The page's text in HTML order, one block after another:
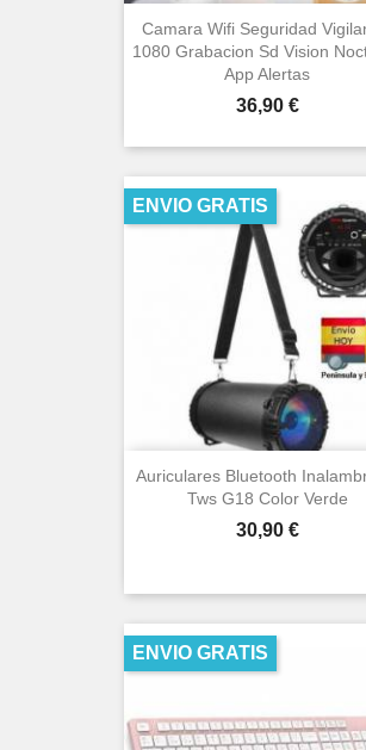
Camara Wifi Seguridad
1080 Grabacion Sd Vision
App Alertas
Precio
36,90 €
Auriculares Bluetooth
Tws G18 Color Verde
Precio
30,90 €
ENVIO GRATIS
ENVIO GRATIS